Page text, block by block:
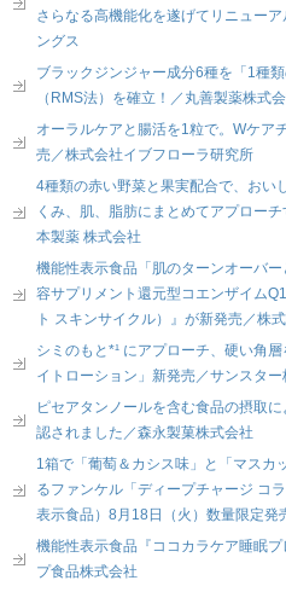
さらなる高機能化を遂げてリニュー
ングス
ブラックジンジャー成分6種を「1種
（RMS法）を確立！／丸善製薬株式
オーラルケアと腸活を1粒で。Wケア
売／株式会社イブフローラ研究所
4種類の赤い野菜と果実配合で、おい
くみ、肌、脂肪にまとめてアプロー
本製薬 株式会社
機能性表示食品「肌のターンオーバ
容サプリメント還元型コエンザイム
ト スキンサイクル）』が新発売／株
シミのもと*¹ にアプローチ、硬い角
イトローション」新発売／サンスター
ピセアタンノールを含む食品の摂取
認されました／森永製菓株式会社
1箱で「葡萄＆カシス味」と「マスカ
るファンケル「ディープチャージ コ
表示食品）8月18日（火）数量限定発
機能性表示食品『ココカラケア睡眠
プ食品株式会社